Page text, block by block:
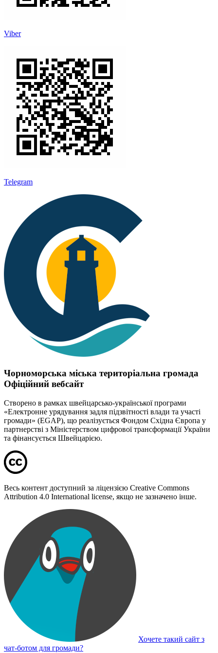
Viber
Telegram
Чорноморська міська територіальна громада
Офіційний вебсайт
Створено в рамках швейцарсько-української програми
«Електронне урядування задля підзвітності влади та участі
громади» (EGAP), що реалізується Фондом Східна Європа у
партнерстві з Міністерством цифрової трансформації України
та фінансується Швейцарією.
Весь контент доступний за ліцензією Creative Commons
Attribution 4.0 International license, якщо не зазначено інше.
Хочете такий сайт з
чат-ботом для громади?